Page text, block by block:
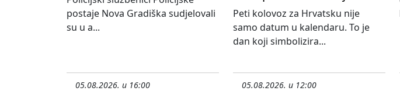
postaje Nova Gradiška sudjelovali
su u a...
05.08.2026. u 16:00
Peti kolovoz za Hrvatsku nije
samo datum u kalendaru. To je
dan koji simbolizira...
05.08.2026. u 12:00